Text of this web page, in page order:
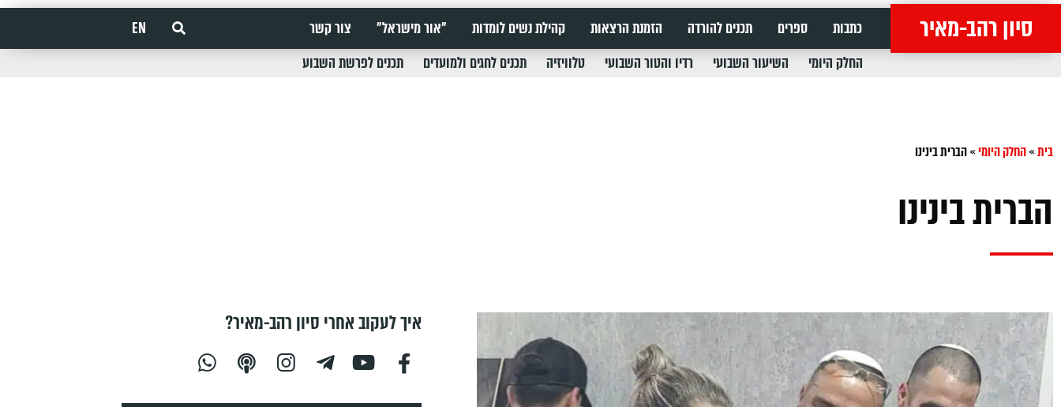
סיון רהב-מאיר כתבות ספרים תכנים להורדה הזמנת הרצאות קהילת נשים לומדות "אור מישראל" צור קשר
EN
החלק היומי
השיעור השבועי רדיו והטור השבועי טלוויזיה תכנים לחגים ולמועדים תכנים לפרשת השבוע
בית»החלק היומי»הברית בינינו
הברית בינינו
איך לעקוב אחרי סיון רהב-מאיר?